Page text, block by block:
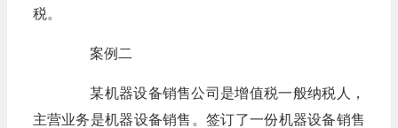
税。
案例二
某机器设备销售公司是增值税一般纳税人，
主营业务是机器设备销售。签订了一份机器设备销售